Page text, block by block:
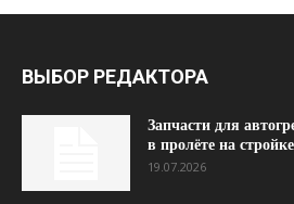
ВЫБОР РЕДАКТОРА
Запчасти для
в пролёте на стройке
19.07.2026